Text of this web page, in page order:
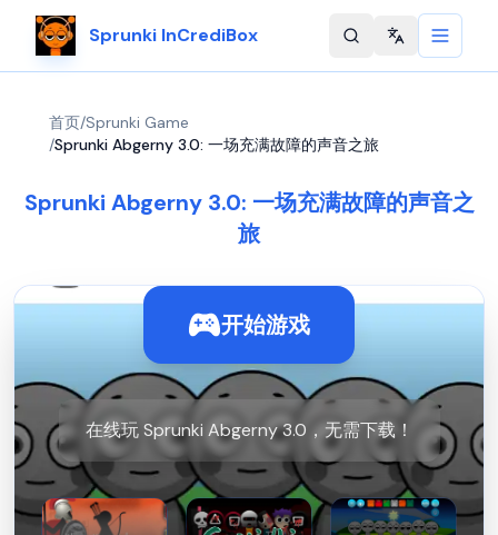
Sprunki InCrediBox Change
首页/Sprunki Game
/Sprunki Abgerny 3.0: 一场充满故障的声音之旅
Sprunki Abgerny 3.0: 一场充满故障的声音之
旅
开始游戏
在线玩 Sprunki Abgerny 3.0，无需下载！